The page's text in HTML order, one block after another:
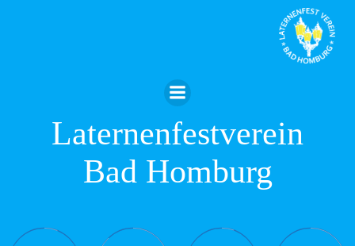
Laternenfestverein
Bad Homburg